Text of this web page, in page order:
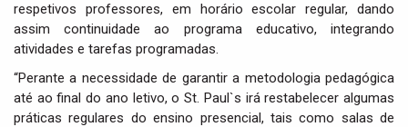
respetivos professores, em horário escolar regular, dando
assim continuidade ao programa educativo, integrando
atividades e tarefas programadas.
“Perante a necessidade de garantir a metodologia pedagógica
até ao final do ano letivo, o St. Paul`s irá restabelecer algumas
práticas regulares do ensino presencial, tais como salas de